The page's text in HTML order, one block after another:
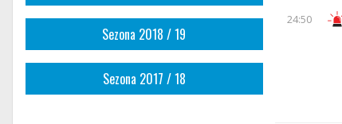
Sezona 2018 / 19
Sezona 2017 / 18
24:50